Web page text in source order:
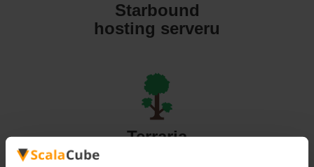
Starbound
hosting serveru
Terraria
hosting serveru